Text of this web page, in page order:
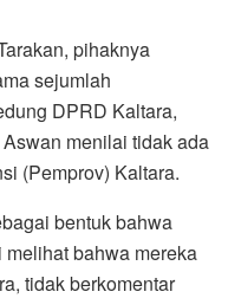
pihaknya
sejumlah
DPRD Kaltara,
menilai tidak ada
(Pemprov) Kaltara.
bentuk bahwa
bahwa mereka
tidak berkomentar